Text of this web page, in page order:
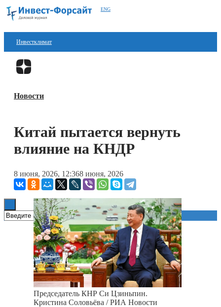
ENG
Инвестклимат
Финансы
Блокчейн
Книги
Новости
Китай пытается вернуть
влияние на КНДР
8 июня, 2026, 12:368 июня, 2026
Председатель КНР Си Цзиньпин.
Кристина Соловьёва / РИА Новости